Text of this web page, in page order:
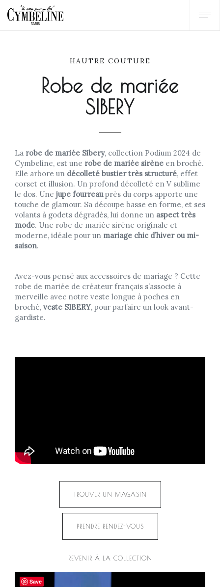
HAUTRE COUTURE
Robe de mariée
SIBERY
La robe de mariée Sibery, collection Podium 2024 de
Cymbeline, est une robe de mariée sirène en broché.
Elle arbore un décolleté bustier très structuré, effet
corset et illusion. Un profond décolleté en V sublime
le dos. Une jupe fourreauprès du corps apporte une
touche de glamour. Sa découpe basse en forme, et ses
volants à godets dégradés, lui donne un aspect très
mode. Une robe de mariée sirène originale et
moderne, idéale pour un mariage chic d’hiver ou mi-
saison.
Avez-vous pensé aux accessoires de mariage ? Cette
robe de mariée de créateur français s’associe à
merveille avec notre veste longue à poches en
broché, veste SIBERY, pour parfaire un look avant-
gardiste.
TROUVER UN MAGASIN
PRENDRE RENDEZ-VOUS
REVENIR À LA COLLECTION
Save